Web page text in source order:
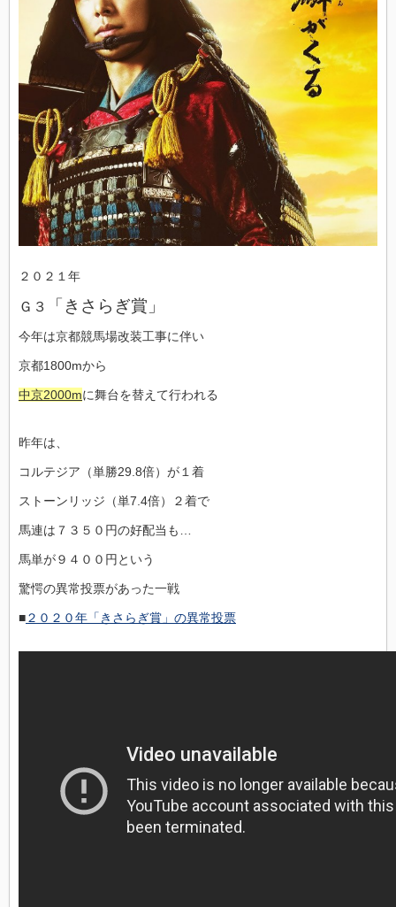
２０２１年
Ｇ３ 「きさらぎ賞」
今年は京都競馬場改装工事に伴い
京都1800mから
中京2000mに舞台を替えて行われる
昨年は、
コルテジア（単勝29.8倍）が１着
ストーンリッジ（単7.4倍）２着で
馬連は７３５０円の好配当も…
馬単が９４００円という
驚愕の異常投票があった一戦
■２０２０年「きさらぎ賞」の異常投票